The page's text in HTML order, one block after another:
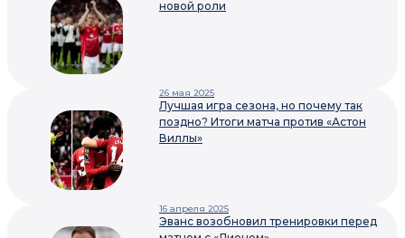
новой роли
26 мая 2025
Лучшая игра сезона, но почему так
поздно? Итоги матча против «Астон
Виллы»
16 апреля 2025
Эванс возобновил тренировки перед